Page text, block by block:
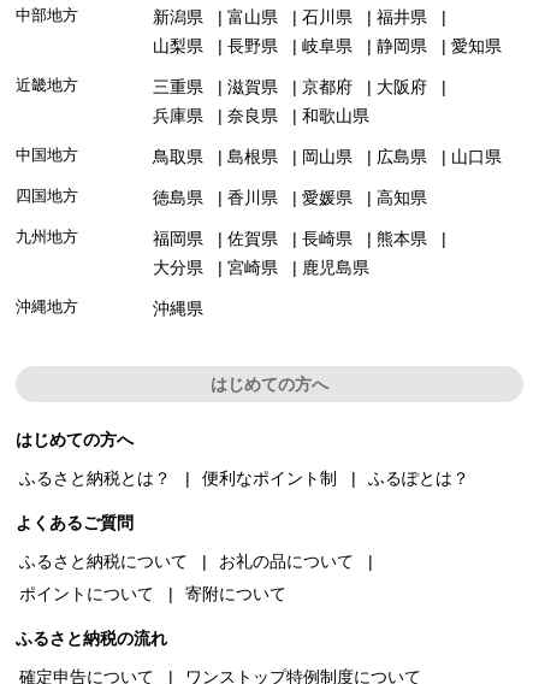
中部地方 新潟県 富山県 石川県
福井県
山梨県
長野県 岐阜県 静岡県 愛知県
近畿地方 三重県 滋賀県 京都府
大阪府
兵庫県
奈良県 和歌山県
中国地方 鳥取県 島根県 岡山県 広島県 山口県
四国地方 徳島県 香川県 愛媛県 高知県
九州地方 福岡県 佐賀県 長崎県
熊本県
大分県
宮崎県 鹿児島県
沖縄地方 沖縄県
はじめての方へ
はじめての方へ
ふるさと納税とは？
便利なポイント制 ふるぽとは？
よくあるご質問
ふるさと納税について
お礼の品について
ポイントについて
寄附について
ふるさと納税の流れ
確定申告について
ワンストップ特例制度について